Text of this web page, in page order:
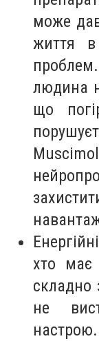
може
життя в
людина
що
хто має
не